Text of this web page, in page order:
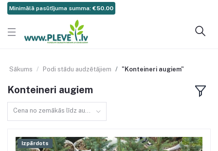
Minimālā pasūtījuma summa: €50.00
Sākums Podi stādu audzētājiem "Konteineri augiem"
Konteineri augiem
Cena no zemākās līdz augstākajai
Izpārdots